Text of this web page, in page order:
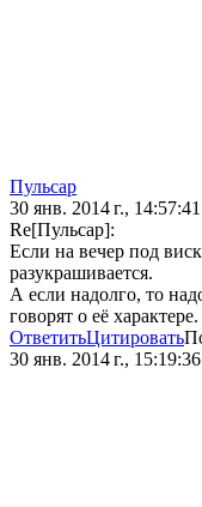
Пульсар
30 янв. 2014 г., 14:57:41
Re[Пульсар]:
Если на вечер под
разукрашивается.
А если надолго, то
говорят о её характере.
ОтветитьЦитировать
30 янв. 2014 г., 15:19:36